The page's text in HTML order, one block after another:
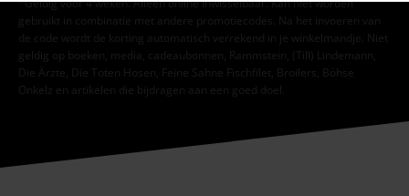
*Geldig voor 4 weken. Alleen online inwisselbaar. Kan niet worden
gebruikt in combinatie met andere promotiecodes. Na het invoeren van
de code wordt de korting automatisch verrekend in je winkelmandje. Niet
geldig op boeken, media, cadeaubonnen, Rammstein, (Till) Lindemann,
Die Ärzte, Die Toten Hosen, Feine Sahne Fischfilet, Broilers, Böhse
Onkelz en artikelen die bijdragen aan een goed doel.